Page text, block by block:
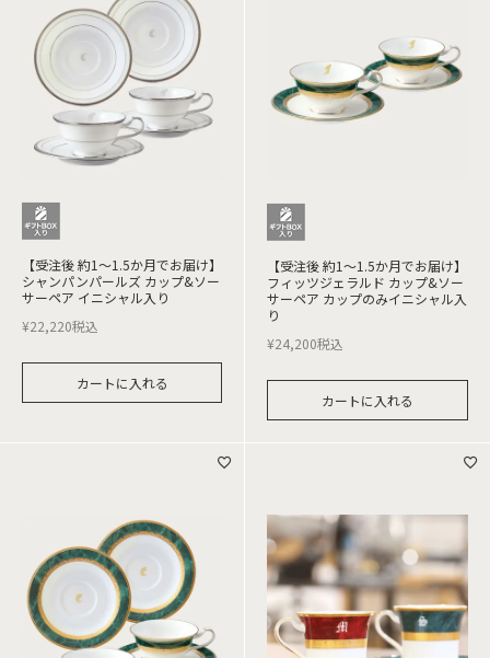
【受注後 約1～1.5か月でお届け】
シャンパンパールズ カップ&ソー
サーペア イニシャル入り
¥22,220税込
カートに入れる
【受注後 約1～1.5か月でお届け】
フィッツジェラルド カップ&ソー
サーペア カップのみイニシャル入
り
¥24,200税込
カートに入れる